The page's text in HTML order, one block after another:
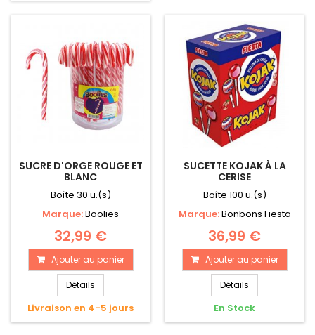
SUCRE D'ORGE ROUGE ET
BLANC
Boîte 30 u.(s)
Marque:Boolies
32,99 €
Ajouter au panier
Détails
Livraison en 4-5 jours
SUCETTE KOJAK À LA
CERISE
Boîte 100 u.(s)
Marque:Bonbons Fiesta
36,99 €
Ajouter au panier
Détails
En Stock